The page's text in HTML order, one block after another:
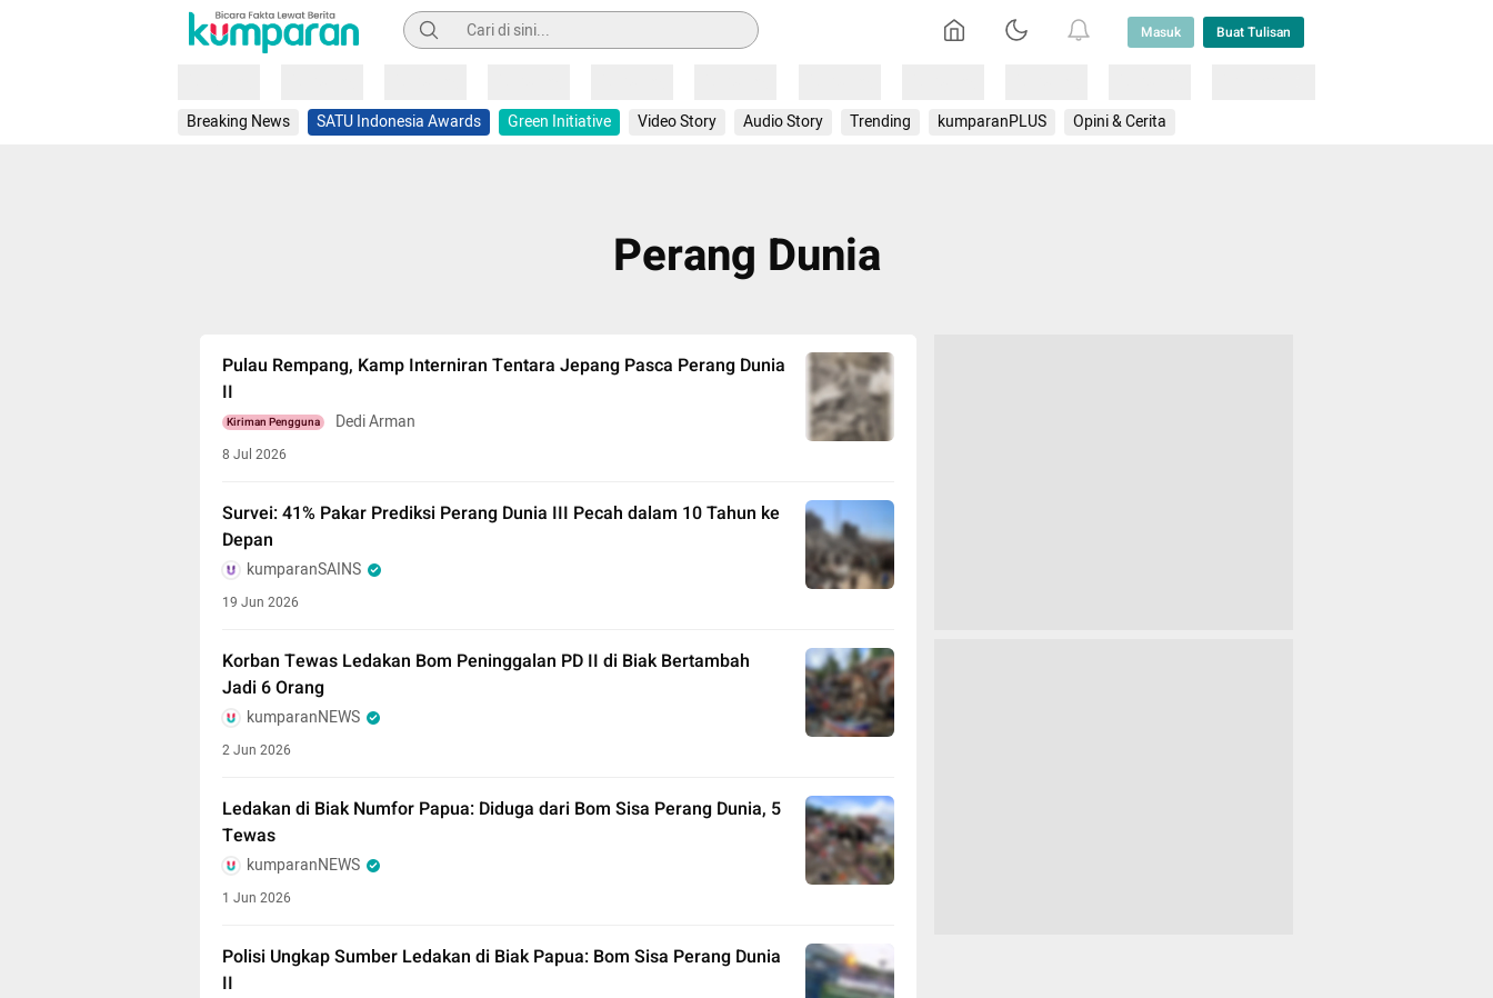
Pencarian Masuk Buat Tulisan
Breaking News SATU Indonesia Awards Green Initiative Video Story Audio Story Trending kumparanPLUS Opini & Cerita
Perang Dunia
Pulau Rempang, Kamp Interniran Tentara Jepang Pasca Perang Dunia
II
Kiriman Pengguna Dedi Arman
8 Jul 2026
Survei: 41% Pakar Prediksi Perang Dunia III Pecah dalam 10 Tahun ke
Depan
kumparanSAINS
19 Jun 2026
Korban Tewas Ledakan Bom Peninggalan PD II di Biak Bertambah
Jadi 6 Orang
kumparanNEWS
2 Jun 2026
Ledakan di Biak Numfor Papua: Diduga dari Bom Sisa Perang Dunia, 5
Tewas
kumparanNEWS
1 Jun 2026
Polisi Ungkap Sumber Ledakan di Biak Papua: Bom Sisa Perang Dunia
II